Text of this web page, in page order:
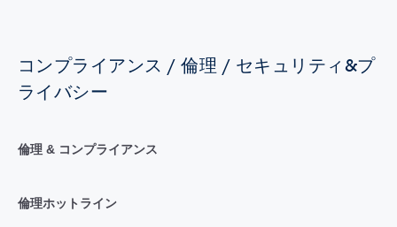
コンプライアンス / 倫理 / セキュリティ&プ
ライバシー
倫理 & コンプライアンス
倫理ホットライン